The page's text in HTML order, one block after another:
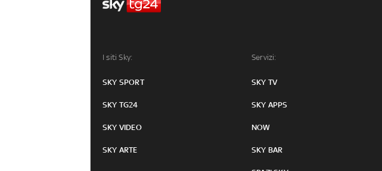
I siti Sky:
SKY SPORT
SKY TG24
SKY VIDEO
SKY ARTE
Servizi:
SKY TV
SKY APPS
NOW
SKY BAR